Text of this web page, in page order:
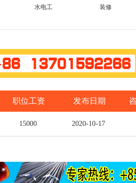
水电工 装修
职位工资 发布日期
15000 2020-10-17